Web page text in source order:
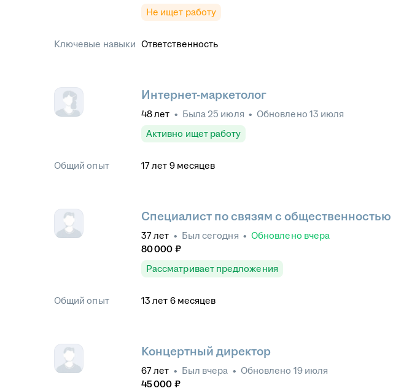
Не ищет работу
Ключевые навыки Ответственность
Интернет-маркетолог
48лет • Была 25 июля • Обновлено 13 июля
Активно ищет работу
Общий опыт 17лет 9 месяцев
Специалист по связям с общественностью
37лет • Был сегодня • Обновлено вчера
80 000 ₽
Рассматривает предложения
Общий опыт 13 лет 6 месяцев
Концертный директор
67лет • Был вчера • Обновлено 19 июля
45 000 ₽